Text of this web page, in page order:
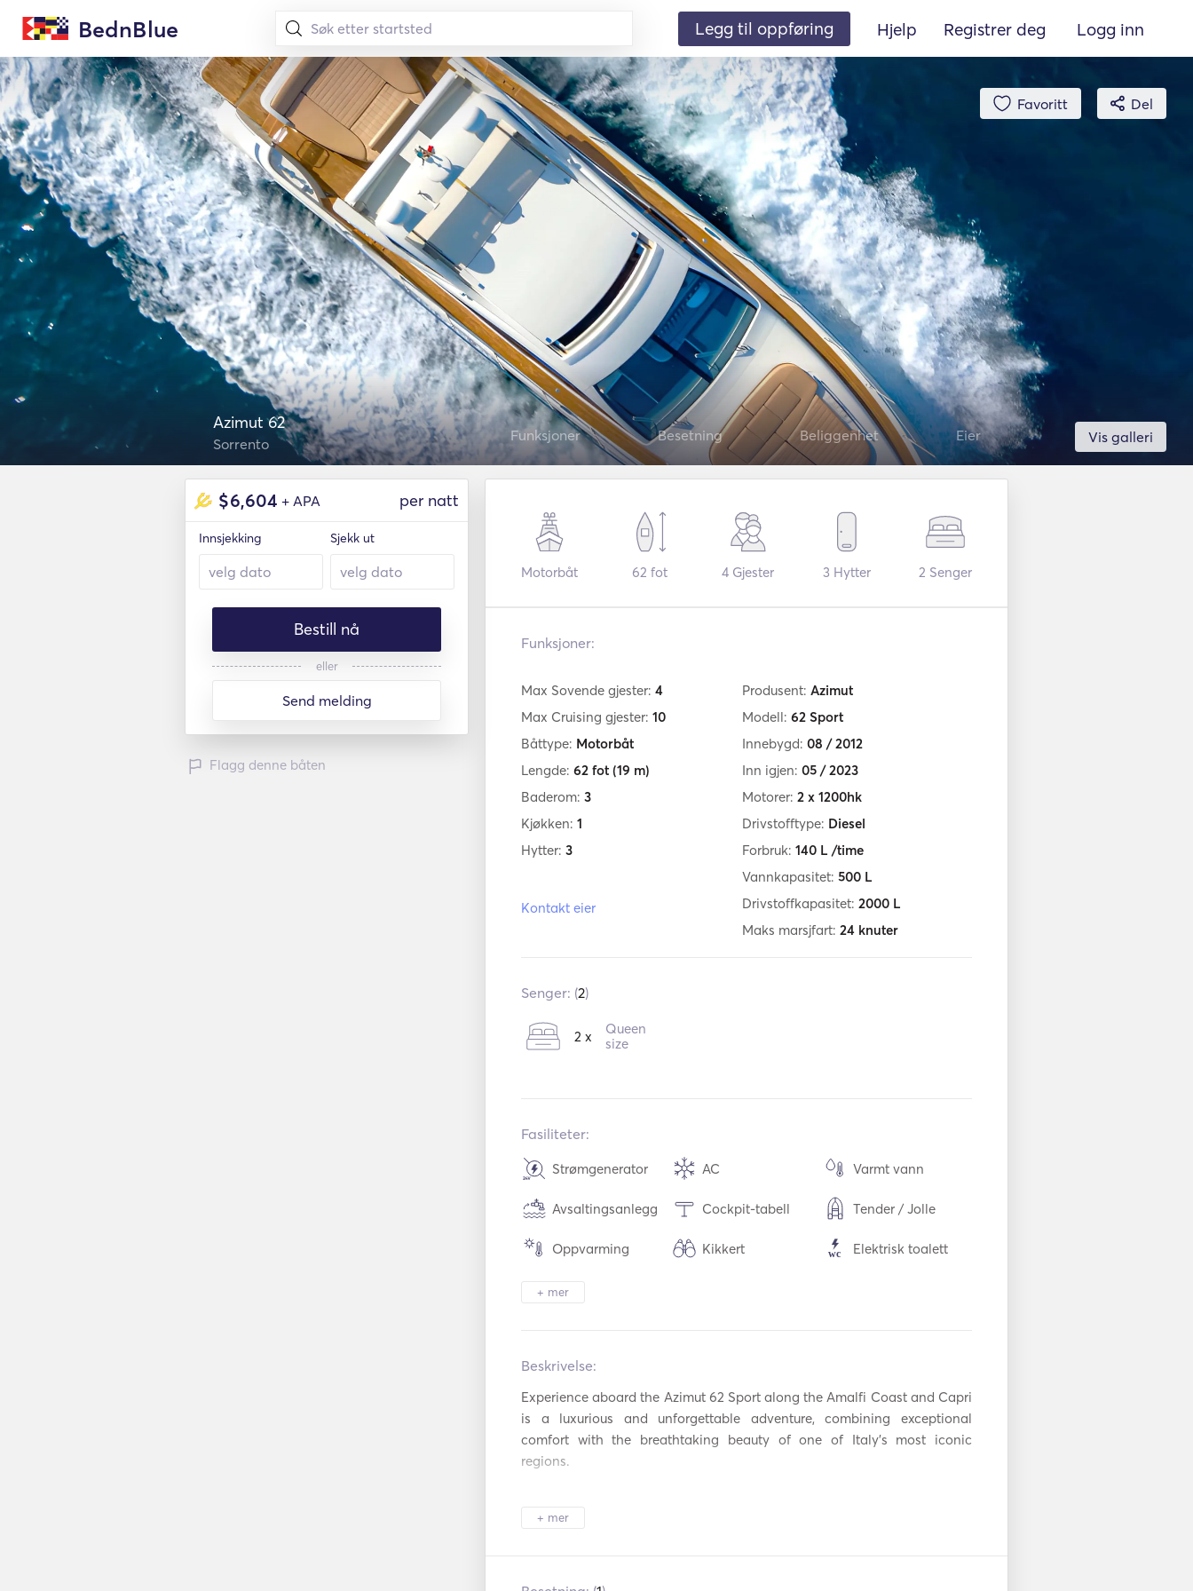
BednBlue Legg til oppføring Hjelp Registrer deg Logg inn
Favoritt Del
Vis galleri
Azimut 62
Sorrento Funksjoner Besetning Beliggenhet Eier
$6,604 + APA per natt
Innsjekking Sjekk ut
Bestill nå
eller
Send melding
Flagg denne båten
Motorbåt 62 fot 4 Gjester 3 Hytter 2 Senger
Funksjoner:
Max Sovende gjester: 4
Max Cruising gjester: 10
Båttype: Motorbåt
Lengde: 62 fot (19 m)
Baderom: 3
Kjøkken: 1
Hytter: 3
Kontakt eier
Produsent: Azimut
Modell: 62 Sport
Innebygd: 08 / 2012
Inn igjen: 05 / 2023
Motorer: 2 x 1200hk
Drivstofftype: Diesel
Forbruk: 140 L /time
Vannkapasitet: 500 L
Drivstoffkapasitet: 2000 L
Maks marsjfart: 24 knuter
Senger: (2)
2 x
Queen
size
Fasiliteter:
Strømgenerator AC Varmt vann
Avsaltingsanlegg Cockpit-tabell Tender / Jolle
Oppvarming Kikkert Elektrisk toalett
Sikkerhetssystem
Kjøleskap
Bestikk / glass /
servise
Ismaskin BBQ
Brødrister Kokeplater
+ mer
Beskrivelse:
Experience aboard the Azimut 62 Sport along the Amalfi Coast and Capri
is a luxurious and unforgettable adventure, combining exceptional
comfort with the breathtaking beauty of one of Italy's most iconic
regions.
performance. With its sleek lines, spacious deck, and modern amenities,
+ mer